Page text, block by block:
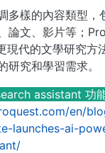
多樣的內容類型，
論文、影片等；
現代的文學研究方
研究和學習需求。
assistant 功
en/
launches-ai-